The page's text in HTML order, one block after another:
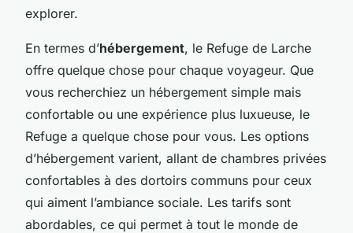
explorer.
En termes d’hébergement, le Refuge de Larche
offre quelque chose pour chaque voyageur. Que
vous recherchiez un hébergement simple mais
confortable ou une expérience plus luxueuse, le
Refuge a quelque chose pour vous. Les options
d’hébergement varient, allant de chambres privées
confortables à des dortoirs communs pour ceux
qui aiment l’ambiance sociale. Les tarifs sont
abordables, ce qui permet à tout le monde de